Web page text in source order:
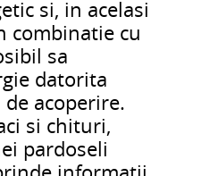
si, in acelasi
combinatie cu
sa
datorita
acoperire.
si chituri,
pardoseli